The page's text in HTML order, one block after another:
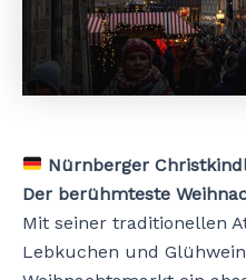
Nürnberger
Der berühmteste
Mit seiner traditionellen
Lebkuchen und